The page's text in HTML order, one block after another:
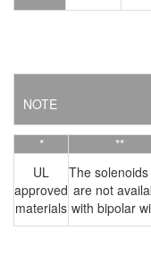
NOTE
* **
UL
approved
materials
The
are not
with bipolar